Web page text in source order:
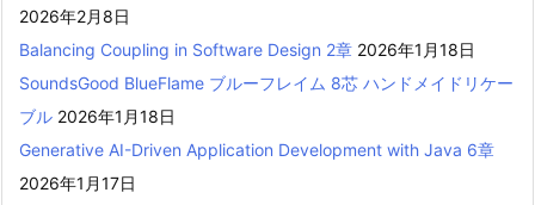
2026年2月8日
Balancing Coupling in Software Design 2章 2026年1月18日
SoundsGood BlueFlame ブルーフレイム 8芯 ハンドメイドリケー
ブル 2026年1月18日
Generative AI-Driven Application Development with Java 6章
2026年1月17日